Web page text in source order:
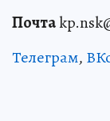
Почта
Телеграм,